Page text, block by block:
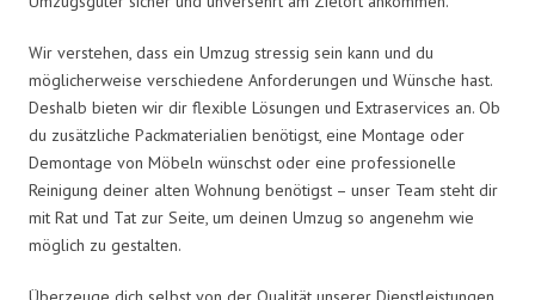
Wir verstehen, dass ein Umzug stressig sein kann und du
möglicherweise verschiedene Anforderungen und Wünsche hast.
Deshalb bieten wir dir flexible Lösungen und Extraservices an. Ob
du zusätzliche Packmaterialien benötigst, eine Montage oder
Demontage von Möbeln wünschst oder eine professionelle
Reinigung deiner alten Wohnung benötigst – unser Team steht dir
mit Rat und Tat zur Seite, um deinen Umzug so angenehm wie
möglich zu gestalten.